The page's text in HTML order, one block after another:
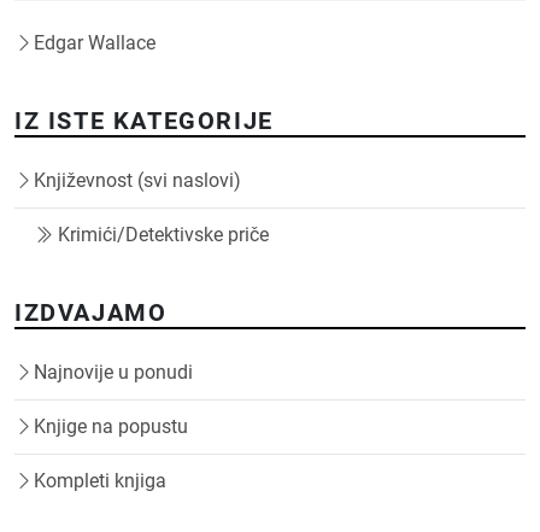
Edgar Wallace
IZ ISTE KATEGORIJE
Književnost (svi naslovi)
Krimići/Detektivske priče
IZDVAJAMO
Najnovije u ponudi
Knjige na popustu
Kompleti knjiga